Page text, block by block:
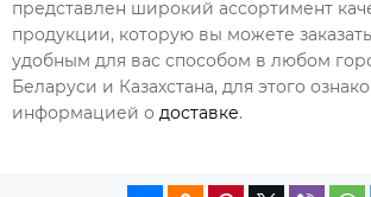
представлен широкий ассортимент
продукции, которую вы можете
удобным для вас способом в любом
Беларуси и Казахстана, для этого
информацией о доставке.